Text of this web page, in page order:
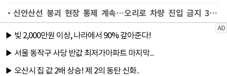
신안산선 붕괴 현장 통제 계속…오리로 차량 진입 금지 3일째